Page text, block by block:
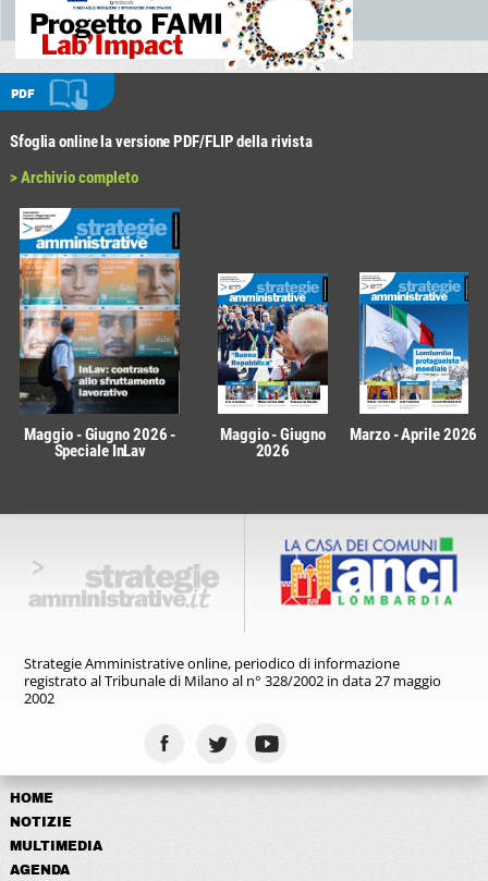
PDF
Sfoglia online la versione PDF/FLIP della rivista
> Archivio completo
Maggio - Giugno 2026 -
Speciale InLav
Maggio - Giugno
2026
Marzo - Aprile 2026
Strategie Amministrative online, periodico di informazione
registratoal Tribunale di Milano al n° 328/2002 in data 27 maggio
2002
HOME
NOTIZIE
MULTIMEDIA
AGENDA